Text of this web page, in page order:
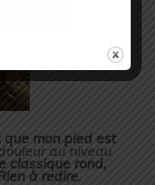
que mon pied est
au niveau
classique rond,
à redire.